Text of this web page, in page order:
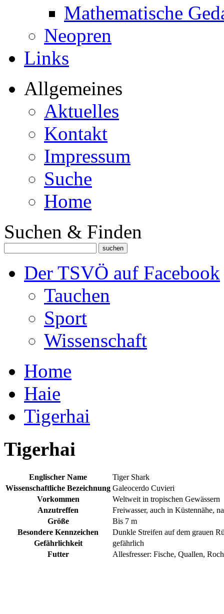
Mathematische
Neopren
Links
Allgemeines
Aktuelles
Kontakt
Impressum
Suche
Home
Suchen & Finden
Der TSVÖ auf Facebook
Tauchen
Sport
Wissenschaft
Home
Haie
Tigerhai
Tigerhai
Englischer Name
Tiger Shark
Wissenschaftliche Bezeichnung Galeocerdo Cuvieri
Vorkommen
Weltweit in tropischen Gewässern
Anzutreffen
Freiwasser, auch in Küstennähe,
Größe
Bis 7 m
Besondere Kennzeichen
Dunkle Streifen auf dem grauen
Gefährlichkeit
gefährlich
Futter
Allesfresser: Fische, Quallen,